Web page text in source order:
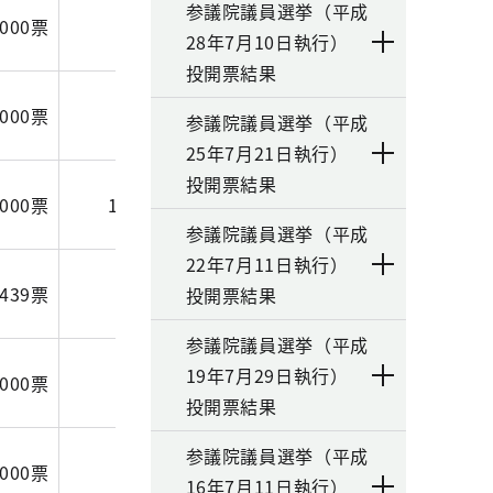
票 86,479.251票
票 3,656.307票
票 134,555.112票
票 1,663.117票
票 17,343.120票
票 4,604.000票
参議院議員選挙（平成
28年7月10日執行）
投開票結果
参議院議員選挙（平成
25年7月21日執行）
投開票結果
参議院議員選挙（平成
22年7月11日執行）
投開票結果
参議院議員選挙（平成
19年7月29日執行）
投開票結果
参議院議員選挙（平成
16年7月11日執行）